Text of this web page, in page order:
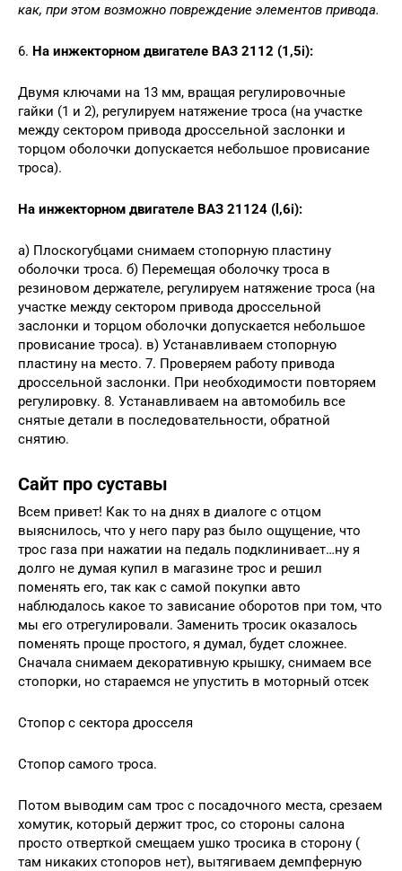
как, при этом возможно повреждение элементов привода.
6. На инжекторном двигателе ВАЗ 2112 (1,5i):
Двумя ключами на 13 мм, вращая регулировочные
гайки (1 и 2), регулируем натяжение троса (на участке
между сектором привода дроссельной заслонки и
торцом оболочки допускается небольшое провисание
троса).
На инжекторном двигателе ВАЗ 21124 (l,6i):
а) Плоскогубцами снимаем стопорную пластину
оболочки троса. б) Перемещая оболочку троса в
резиновом держателе, регулируем натяжение троса (на
участке между сектором привода дроссельной
заслонки и торцом оболочки допускается небольшое
провисание троса). в) Устанавливаем стопорную
пластину на место. 7. Проверяем работу привода
дроссельной заслонки. При необходимости повторяем
регулировку. 8. Устанавливаем на автомобиль все
снятые детали в последовательности, обратной
снятию.
Сайт про суставы
Всем привет! Как то на днях в диалоге с отцом
выяснилось, что у него пару раз было ощущение, что
трос газа при нажатии на педаль подклинивает…ну я
долго не думая купил в магазине трос и решил
поменять его, так как с самой покупки авто
наблюдалось какое то зависание оборотов при том, что
мы его отрегулировали. Заменить тросик оказалось
поменять проще простого, я думал, будет сложнее.
Сначала снимаем декоративную крышку, снимаем все
стопорки, но стараемся не упустить в моторный отсек
Стопор с сектора дросселя
Стопор самого троса.
Потом выводим сам трос с посадочного места, срезаем
хомутик, который держит трос, со стороны салона
просто отверткой смещаем ушко тросика в сторону (
там никаких стопоров нет), вытягиваем демпферную